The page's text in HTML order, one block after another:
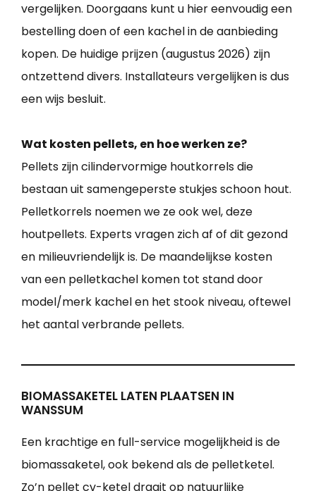
vergelijken. Doorgaans kunt u hier eenvoudig een
bestelling doen of een kachel in de aanbieding
kopen. De huidige prijzen (augustus 2026) zijn
ontzettend divers. Installateurs vergelijken is dus
een wijs besluit.
Wat kosten pellets, en hoe werken ze?
Pellets zijn cilindervormige houtkorrels die
bestaan uit samengeperste stukjes schoon hout.
Pelletkorrels noemen we ze ook wel, deze
houtpellets. Experts vragen zich af of dit gezond
en milieuvriendelijk is. De maandelijkse kosten
van een pelletkachel komen tot stand door
model/merk kachel en het stook niveau, oftewel
het aantal verbrande pellets.
BIOMASSAKETEL LATEN PLAATSEN IN
WANSSUM
Een krachtige en full-service mogelijkheid is de
biomassaketel, ook bekend als de pelletketel.
Zo’n pellet cv-ketel draait op natuurlijke